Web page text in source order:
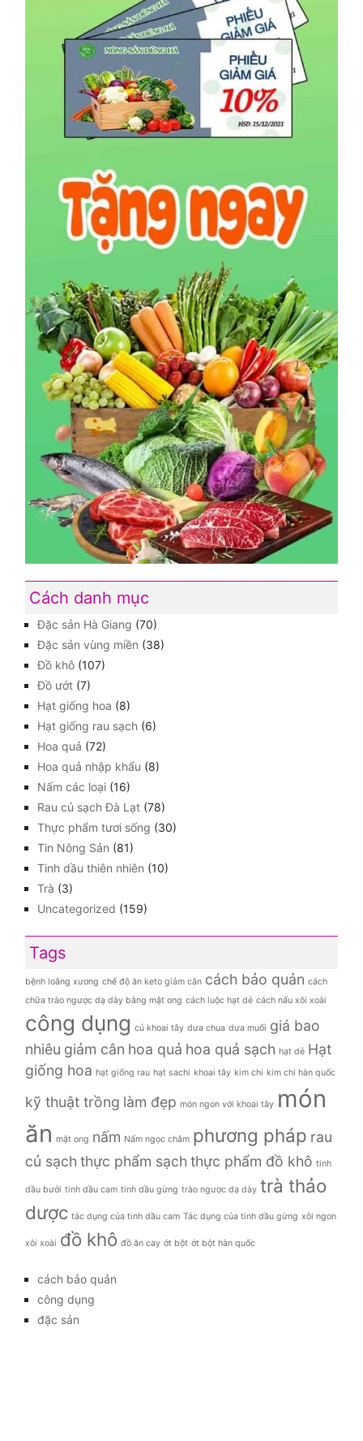
Cách danh mục
Đặc sản Hà Giang (70)
Đặc sản vùng miền (38)
Đồ khô (107)
Đồ ướt (7)
Hạt giống hoa (8)
Hạt giống rau sạch (6)
Hoa quả (72)
Hoa quả nhập khẩu (8)
Nấm các loại (16)
Rau củ sạch Đà Lạt (78)
Thực phẩm tươi sống (30)
Tin Nông Sản (81)
Tinh dầu thiên nhiên (10)
Trà (3)
Uncategorized (159)
Tags
bệnh loãng xương chế độ ăn keto giảm cân cách bảo quản cách
chữa trào ngược dạ dày bằng mật ong cách luộc hạt dẻ cách nấu xôi xoài
công dụng củ khoai tây dưa chua dưa muối giá bao
nhiêu giảm cân hoa quả hoa quả sạch hạt dẻ Hạt
giống hoa hạt giống rau hạt sachi khoai tây kim chi kim chi hàn quốc
kỹ thuật trồng làm đẹp món ngon với khoai tây món
ăn mật ong nấm Nấm ngọc châm phương pháp rau
củ sạch thực phẩm sạch thực phẩm đồ khô tinh
dầu bưởi tinh dầu cam tinh dầu gừng trào ngược dạ dày trà thảo
dược tác dụng của tinh dầu cam Tác dụng của tinh dầu gừng xôi ngon
xôi xoài đồ khô đồ ăn cay ớt bột ớt bột hàn quốc
cách bảo quản
công dụng
đặc sản